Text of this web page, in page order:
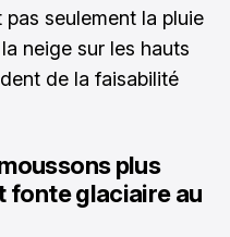
pas seulement la pluie
neige sur les hauts
de la faisabilité
plus
fonte glaciaire au